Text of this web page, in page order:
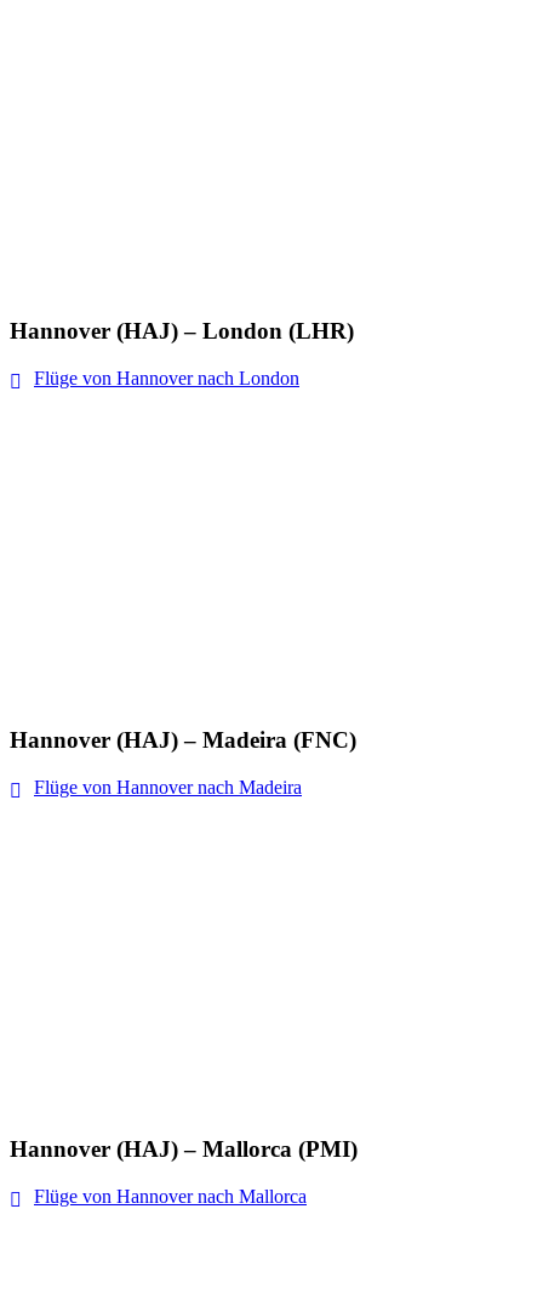
Hannover (HAJ) – London (LHR)
Flüge von Hannover nach London
Hannover (HAJ) – Madeira (FNC)
Flüge von Hannover nach Madeira
Hannover (HAJ) – Mallorca (PMI)
Flüge von Hannover nach Mallorca